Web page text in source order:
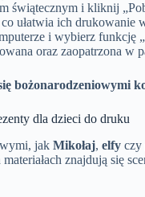
świątecznym i kliknij
co ułatwia ich drukowanie
i wybierz funkcję
oraz zaopatrzona w
dla dzieci do druku
jak Mikołaj, elfy czy
znajdują się